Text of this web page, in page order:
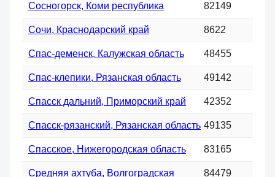
Сосногорск, Коми республика 82149
Сочи, Краснодарский край 8622
Спас-деменск, Калужская область 48455
Спас-клепики, Рязанская область 49142
Спасск дальний, Приморский край 42352
Спасск-рязанский, Рязанская область 49135
Спасское, Нижегородская область 83165
Средняя ахтуба, Волгоградская
84479